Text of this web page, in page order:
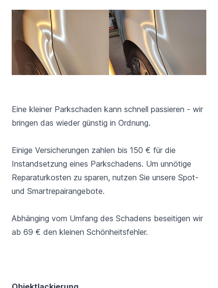
Eine kleiner Parkschaden kann schnell passieren - wir
bringen das wieder günstig in Ordnung.
Einige Versicherungen zahlen bis 150 € für die
Instandsetzung eines Parkschadens. Um unnötige
Reparaturkosten zu sparen, nutzen Sie unsere Spot-
und Smartrepairangebote.
Abhänging vom Umfang des Schadens beseitigen wir
ab 69 € den kleinen Schönheitsfehler.